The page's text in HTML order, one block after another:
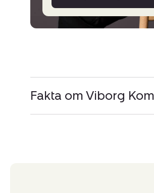
Fakta om Viborg